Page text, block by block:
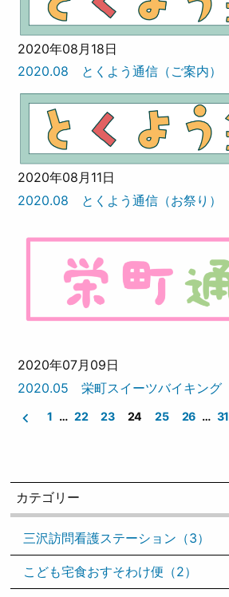
2020年08月18日
2020.08 とくよう通信（ご案内）
2020年08月11日
2020.08 とくよう通信（お祭り）
2020年07月09日
2020.05 栄町スイーツバイキング
ゲ
ー
シ
ョ
1 … 22 23 24 25 26 … 31
カテゴリー
三沢訪問看護ステーション（3）
こども宅食おすそわけ便（2）